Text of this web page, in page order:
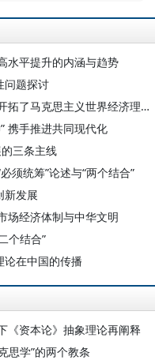
水平提升的内涵与趋势
问题探讨
裴长洪 倪江飞：习近平全球问题论述开拓了马克思主义世界经济理论新境界
携手推进共同现代化
三条主线
须统筹”论述与“两个结合”
新发展
场经济体制与中华文明
个结合”
论在中国的传播
《资本论》抽象理论再阐释
思学”的两个教条